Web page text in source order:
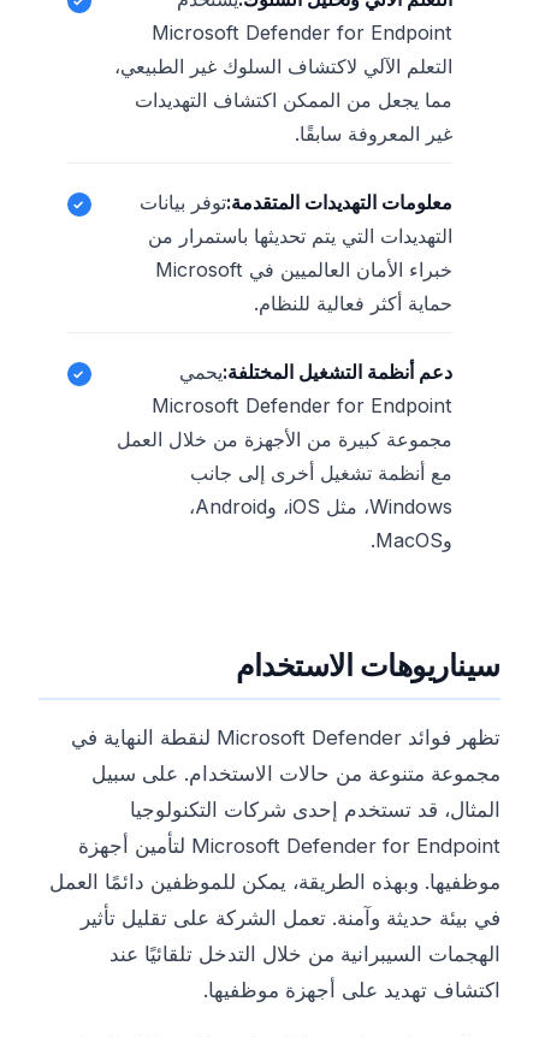
Microsoft Defender for Endpoint
التعلم الآلي لاكتشاف السلوك غير الطبيعي،
مما يجعل من الممكن اكتشاف التهديدات
غير المعروفة سابقًا.
معلومات التهديدات المتقدمة:توفر بيانات
التهديدات التي يتم تحديثها باستمرار من
خبراء الأمان العالميين في Microsoft
حماية أكثر فعالية للنظام.
دعم أنظمة التشغيل المختلفة:يحمي
Microsoft Defender for Endpoint
مجموعة كبيرة من الأجهزة من خلال العمل
مع أنظمة تشغيل أخرى إلى جانب
Windows، مثل iOS، وAndroid،
وMacOS.
سيناريوهات الاستخدام
تظهر فوائد Microsoft Defender لنقطة النهاية في
مجموعة متنوعة من حالات الاستخدام. على سبيل
المثال، قد تستخدم إحدى شركات التكنولوجيا
Microsoft Defender for Endpoint لتأمين أجهزة
موظفيها. وبهذه الطريقة، يمكن للموظفين دائمًا العمل
في بيئة حديثة وآمنة. تعمل الشركة على تقليل تأثير
الهجمات السيبرانية من خلال التدخل تلقائيًا عند
اكتشاف تهديد على أجهزة موظفيها.